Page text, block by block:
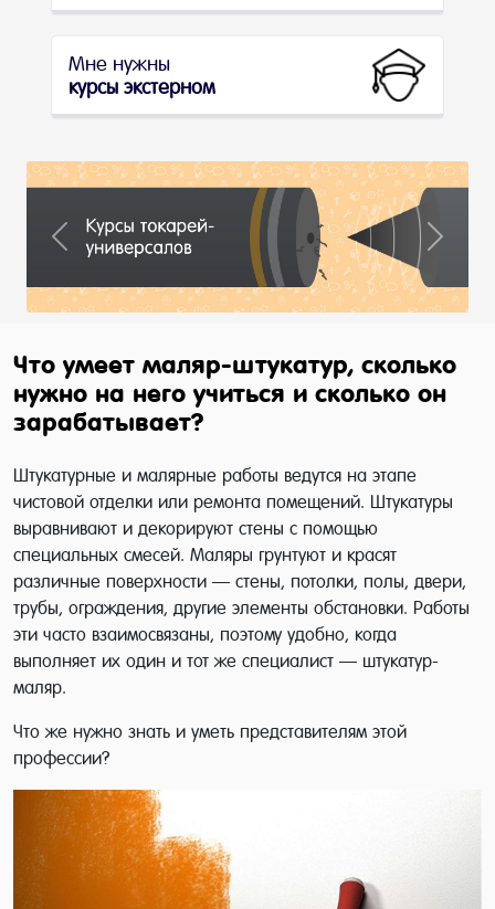
Мне нужны
курсы экстерном
Previous Next
Что умеет маляр-штукатур, сколько
нужно на него учиться и сколько он
зарабатывает?
Штукатурные и малярные работы ведутся на этапе
чистовой отделки или ремонта помещений. Штукатуры
выравнивают и декорируют стены с помощью
специальных смесей. Маляры грунтуют и красят
различные поверхности — стены, потолки, полы, двери,
трубы, ограждения, другие элементы обстановки. Работы
эти часто взаимосвязаны, поэтому удобно, когда
выполняет их один и тот же специалист — штукатур-
маляр.
Что же нужно знать и уметь представителям этой
профессии?